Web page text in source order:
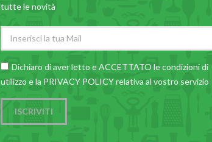
tutte le novità
Dichiaro di aver letto e ACCETTATO lecondizioni di
utilizzo e la PRIVACY POLICY relativa al vostro servizio
ISCRIVITI